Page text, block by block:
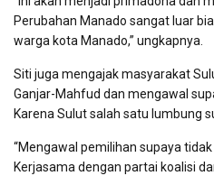
Perubahan Manado sangat luar
warga kota Manado,” ungkapnya.
Siti juga mengajak masyarakat
Ganjar-Mahfud dan mengawal
Karena Sulut salah satu lumbung
“Mengawal pemilihan supaya
Kerjasama dengan partai koalisi